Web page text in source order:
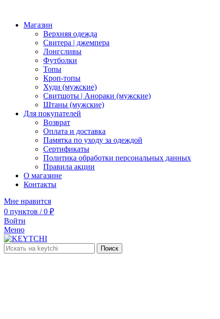
Магазин
Верхняя одежда
Свитера | джемпера
Лонгсливы
Футболки
Топы
Кроп-топы
Худи (мужские)
Свитшоты | Анораки (мужские)
Штаны (мужские)
Для покупателей
Возврат
Оплата и доставка
Памятка по уходу за одеждой
Сертификаты
Политика обработки персональных данных
Правила акции
О магазине
Контакты
Мне нравится
0 пунктов / 0 ₽
Войти
Меню
Поиск